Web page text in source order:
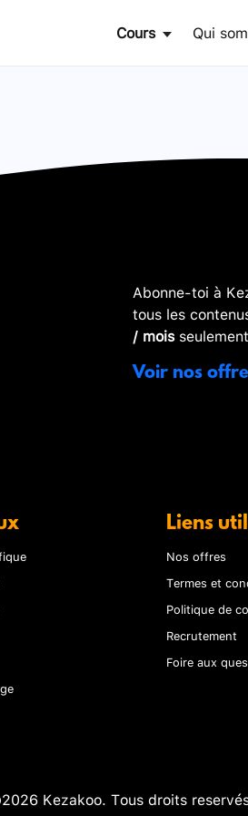
Cours Qui
Abonne-toi à
tous les
/ mois
Voir nos
Liens
Nos offres
Termes et
Politique de
Recrutement
Foire aux
Kezakoo. Tous droits